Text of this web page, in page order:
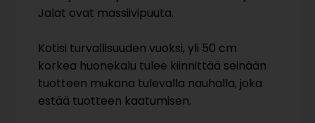
Jalat ovat massiivipuuta.
Kotisi turvallisuuden vuoksi, yli 50 cm
korkea huonekalu tulee kiinnittää seinään
tuotteen mukana tulevalla nauhalla, joka
estää tuotteen kaatumisen.